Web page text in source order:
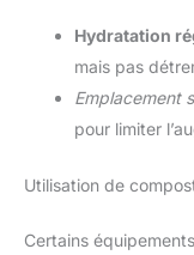
Hydratation
mais pas
Emplacement
pour limiter
Utilisation de
Certains